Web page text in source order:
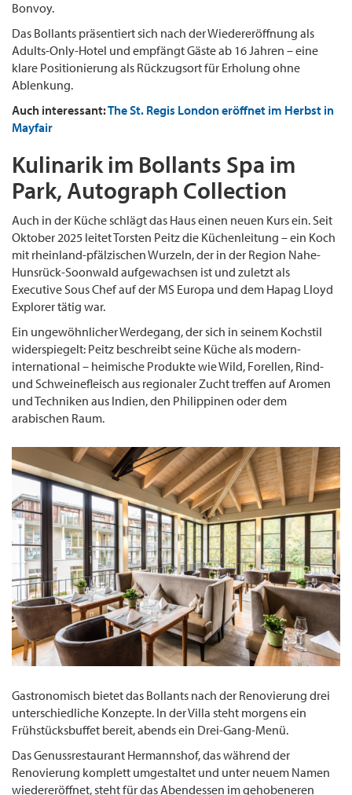
Bonvoy.
Das Bollants präsentiert sich nach der Wiedereröffnung als
Adults-Only-Hotel und empfängt Gäste ab 16 Jahren – eine
klare Positionierung als Rückzugsort für Erholung ohne
Ablenkung.
Auch interessant:The St. Regis London eröffnet im Herbst in
Mayfair
Kulinarik im Bollants Spa im
Park, Autograph Collection
Auch in der Küche schlägt das Haus einen neuen Kurs ein. Seit
Oktober 2025 leitet Torsten Peitz die Küchenleitung – ein Koch
mit rheinland-pfälzischen Wurzeln, der in der Region Nahe-
Hunsrück-Soonwald aufgewachsen ist und zuletzt als
Executive Sous Chef auf der MS Europa und dem Hapag Lloyd
Explorer tätig war.
Ein ungewöhnlicher Werdegang, der sich in seinem Kochstil
widerspiegelt: Peitz beschreibt seine Küche als modern-
international – heimische Produkte wie Wild, Forellen, Rind-
und Schweinefleisch aus regionaler Zucht treffen auf Aromen
und Techniken aus Indien, den Philippinen oder dem
arabischen Raum.
Gastronomisch bietet das Bollants nach der Renovierung drei
unterschiedliche Konzepte. In der Villa steht morgens ein
Frühstücksbuffet bereit, abends ein Drei-Gang-Menü.
Das Genussrestaurant Hermannshof, das während der
Renovierung komplett umgestaltet und unter neuem Namen
wiedereröffnet, steht für das Abendessen im gehobeneren